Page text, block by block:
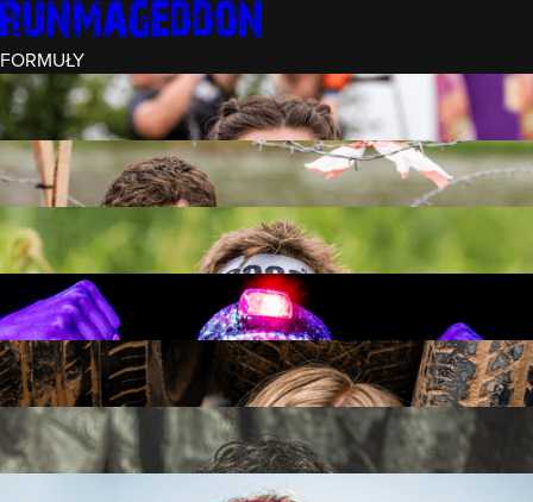
FORMUŁY
INTRO (¼)
15 PRZESZKÓD
3 KM+
REKRUT (½)
30 PRZESZKÓD
6 KM+
RUNMAGEDDON
50 PRZESZKÓD
12 KM+
NOCNY REKRUT (½)
30 PRZESZKÓD
6 KM+
INTRO U-16
15 PRZESZKÓD
3 KM+
RUNMAGEDDON HARDCORE
70 PRZESZKÓD
21 KM+